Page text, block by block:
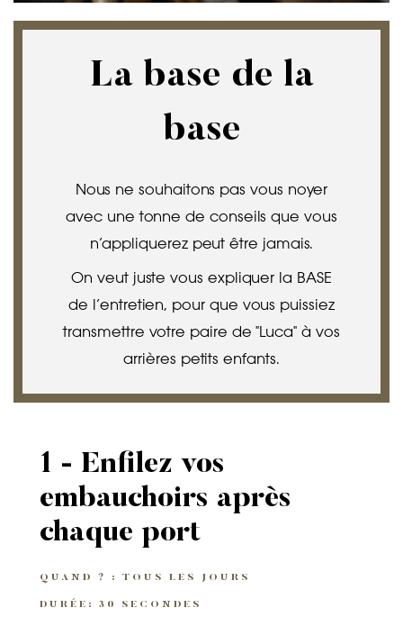
La base de la
base
Nous ne souhaitons pas vous noyer
avec une tonne de conseils que vous
n’appliquerez peut être jamais.
On veut juste vous expliquer la BASE
de l’entretien, pour que vous puissiez
transmettre votre paire de "Luca" à vos
arrières petits enfants.
1 - Enfilez vos
embauchoirs après
chaque port
QUAND ? : TOUS LES JOURS
DURÉE: 30 SECONDES